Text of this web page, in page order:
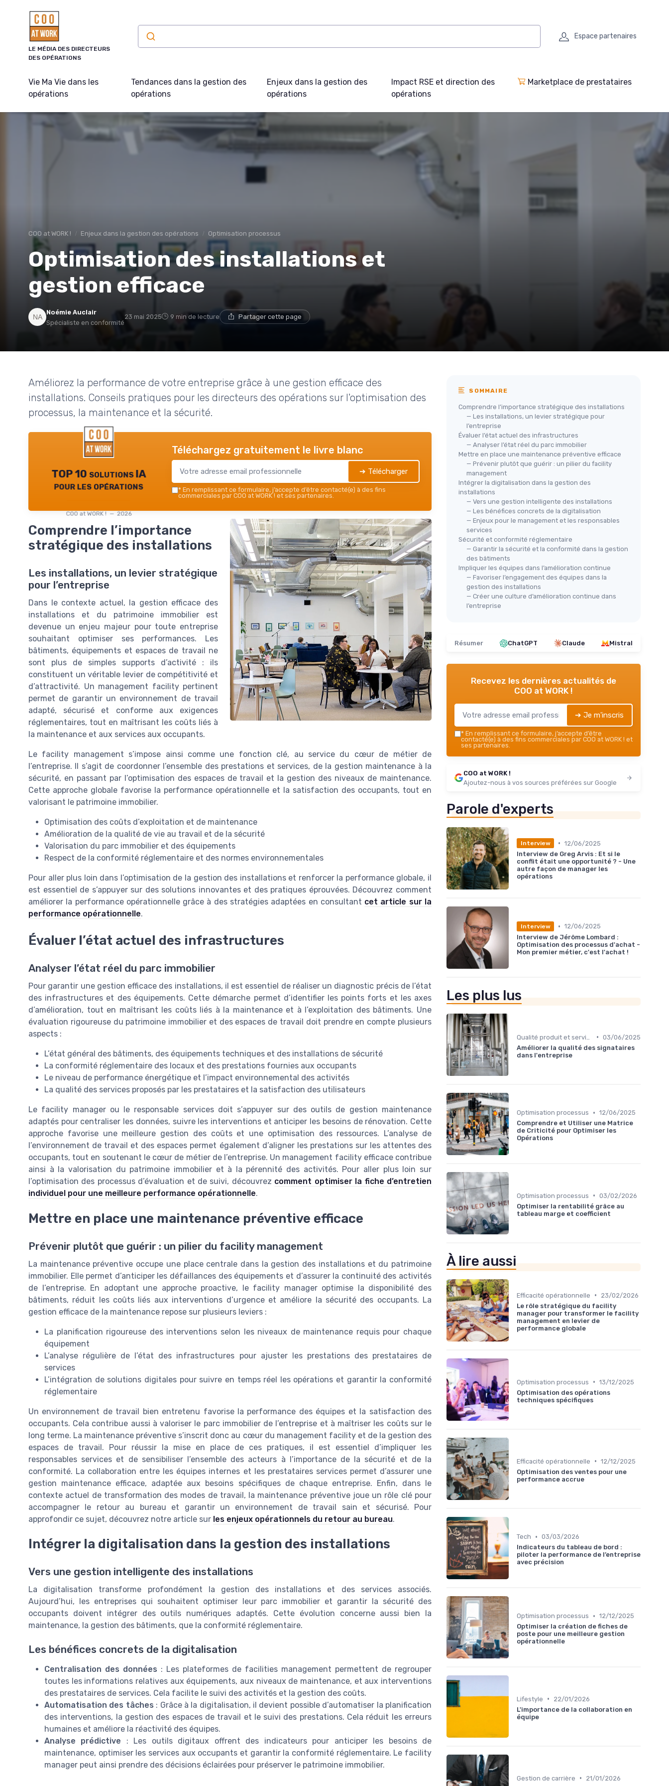
LE MÉDIA DES DIRECTEURS
DES OPÉRATIONS
Espace partenaires
Vie Ma Vie dans les
opérations
Tendances dans la gestion des
opérations
Enjeux dans la gestion des
opérations
Impact RSE et direction des
opérations
Marketplace de prestataires
COO at WORK ! Enjeux dans la gestion des opérations Optimisation processus
Optimisation des installations et
gestion efficace
Noémie Auclair
Spécialiste en conformité
23 mai 2025 9 min de lecture Partager cette page
Améliorez la performance de votre entreprise grâce à une gestion efficace des
installations. Conseils pratiques pour les directeurs des opérations sur l'optimisation des
processus, la maintenance et la sécurité.
TOP 10 solutions IA
pour les opérations
COO at WORK ! — 2026
Téléchargez gratuitement le livre blanc
➔ Télécharger
* En remplissant ce formulaire, j’accepte d’être contacté(e) à des fins
commerciales par COO at WORK ! et ses partenaires.
Comprendre l’importance
stratégique des installations
Les installations, un levier stratégique
pour l’entreprise
Dans le contexte actuel, la gestion efficace des
installations et du patrimoine immobilier est
devenue un enjeu majeur pour toute entreprise
souhaitant optimiser ses performances. Les
bâtiments, équipements et espaces de travail ne
sont plus de simples supports d’activité : ils
constituent un véritable levier de compétitivité et
d’attractivité. Un management facility pertinent
permet de garantir un environnement de travail
adapté, sécurisé et conforme aux exigences
réglementaires, tout en maîtrisant les coûts liés à
la maintenance et aux services aux occupants.
Le facility management s’impose ainsi comme une fonction clé, au service du cœur de métier de
l’entreprise. Il s’agit de coordonner l’ensemble des prestations et services, de la gestion maintenance à la
sécurité, en passant par l’optimisation des espaces de travail et la gestion des niveaux de maintenance.
Cette approche globale favorise la performance opérationnelle et la satisfaction des occupants, tout en
valorisant le patrimoine immobilier.
Optimisation des coûts d’exploitation et de maintenance
Amélioration de la qualité de vie au travail et de la sécurité
Valorisation du parc immobilier et des équipements
Respect de la conformité réglementaire et des normes environnementales
Pour aller plus loin dans l’optimisation de la gestion des installations et renforcer la performance globale, il
est essentiel de s’appuyer sur des solutions innovantes et des pratiques éprouvées. Découvrez comment
améliorer la performance opérationnelle grâce à des stratégies adaptées en consultant cet article sur la
performance opérationnelle.
Évaluer l’état actuel des infrastructures
Analyser l’état réel du parc immobilier
Pour garantir une gestion efficace des installations, il est essentiel de réaliser un diagnostic précis de l’état
des infrastructures et des équipements. Cette démarche permet d’identifier les points forts et les axes
d’amélioration, tout en maîtrisant les coûts liés à la maintenance et à l’exploitation des bâtiments. Une
évaluation rigoureuse du patrimoine immobilier et des espaces de travail doit prendre en compte plusieurs
aspects :
L’état général des bâtiments, des équipements techniques et des installations de sécurité
La conformité réglementaire des locaux et des prestations fournies aux occupants
Le niveau de performance énergétique et l’impact environnemental des activités
La qualité des services proposés par les prestataires et la satisfaction des utilisateurs
Le facility manager ou le responsable services doit s’appuyer sur des outils de gestion maintenance
adaptés pour centraliser les données, suivre les interventions et anticiper les besoins de rénovation. Cette
approche favorise une meilleure gestion des coûts et une optimisation des ressources. L’analyse de
l’environnement de travail et des espaces permet également d’aligner les prestations sur les attentes des
occupants, tout en soutenant le cœur de métier de l’entreprise. Un management facility efficace contribue
ainsi à la valorisation du patrimoine immobilier et à la pérennité des activités. Pour aller plus loin sur
l’optimisation des processus d’évaluation et de suivi, découvrez comment optimiser la fiche d’entretien
individuel pour une meilleure performance opérationnelle.
Mettre en place une maintenance préventive efficace
Prévenir plutôt que guérir : un pilier du facility management
La maintenance préventive occupe une place centrale dans la gestion des installations et du patrimoine
immobilier. Elle permet d’anticiper les défaillances des équipements et d’assurer la continuité des activités
de l’entreprise. En adoptant une approche proactive, le facility manager optimise la disponibilité des
bâtiments, réduit les coûts liés aux interventions d’urgence et améliore la sécurité des occupants. La
gestion efficace de la maintenance repose sur plusieurs leviers :
La planification rigoureuse des interventions selon les niveaux de maintenance requis pour chaque
équipement
L’analyse régulière de l’état des infrastructures pour ajuster les prestations des prestataires de
services
L’intégration de solutions digitales pour suivre en temps réel les opérations et garantir la conformité
réglementaire
Un environnement de travail bien entretenu favorise la performance des équipes et la satisfaction des
occupants. Cela contribue aussi à valoriser le parc immobilier de l’entreprise et à maîtriser les coûts sur le
long terme. La maintenance préventive s’inscrit donc au cœur du management facility et de la gestion des
espaces de travail. Pour réussir la mise en place de ces pratiques, il est essentiel d’impliquer les
responsables services et de sensibiliser l’ensemble des acteurs à l’importance de la sécurité et de la
conformité. La collaboration entre les équipes internes et les prestataires services permet d’assurer une
gestion maintenance efficace, adaptée aux besoins spécifiques de chaque entreprise. Enfin, dans le
contexte actuel de transformation des modes de travail, la maintenance préventive joue un rôle clé pour
accompagner le retour au bureau et garantir un environnement de travail sain et sécurisé. Pour
approfondir ce sujet, découvrez notre article sur les enjeux opérationnels du retour au bureau.
Intégrer la digitalisation dans la gestion des installations
Vers une gestion intelligente des installations
La digitalisation transforme profondément la gestion des installations et des services associés.
Aujourd’hui, les entreprises qui souhaitent optimiser leur parc immobilier et garantir la sécurité des
occupants doivent intégrer des outils numériques adaptés. Cette évolution concerne aussi bien la
maintenance, la gestion des bâtiments, que la conformité réglementaire.
Les bénéfices concrets de la digitalisation
Centralisation des données : Les plateformes de facilities management permettent de regrouper
toutes les informations relatives aux équipements, aux niveaux de maintenance, et aux interventions
des prestataires de services. Cela facilite le suivi des activités et la gestion des coûts.
Automatisation des tâches : Grâce à la digitalisation, il devient possible d’automatiser la planification
des interventions, la gestion des espaces de travail et le suivi des prestations. Cela réduit les erreurs
humaines et améliore la réactivité des équipes.
Analyse prédictive : Les outils digitaux offrent des indicateurs pour anticiper les besoins de
maintenance, optimiser les services aux occupants et garantir la conformité réglementaire. Le facility
manager peut ainsi prendre des décisions éclairées pour préserver le patrimoine immobilier.
SOMMAIRE
Comprendre l’importance stratégique des installations
— Les installations, un levier stratégique pour
l’entreprise
Évaluer l’état actuel des infrastructures
— Analyser l’état réel du parc immobilier
Mettre en place une maintenance préventive efficace
— Prévenir plutôt que guérir : un pilier du facility
management
Intégrer la digitalisation dans la gestion des
installations
— Vers une gestion intelligente des installations
— Les bénéfices concrets de la digitalisation
— Enjeux pour le management et les responsables
services
Sécurité et conformité réglementaire
— Garantir la sécurité et la conformité dans la gestion
des bâtiments
Impliquer les équipes dans l’amélioration continue
— Favoriser l’engagement des équipes dans la
gestion des installations
— Créer une culture d’amélioration continue dans
l’entreprise
Résumer ChatGPT Claude Mistral
Recevez les dernières actualités de
COO at WORK !
➔ Je m'inscris
* En remplissant ce formulaire, j’accepte d’être
contacté(e) à des fins commerciales par COO at WORK ! et
ses partenaires.
COO at WORK !
Ajoutez-nous à vos sources préférées sur Google
Parole d'experts
Interview • 12/06/2025
Interview de Greg Arvis : Et si le
conflit était une opportunité ? - Une
autre façon de manager les
opérations
Interview • 12/06/2025
Interview de Jérôme Lombard :
Optimisation des processus d'achat -
Mon premier métier, c'est l'achat !
Les plus lus
• 03/06/2025
Améliorer la qualité des signataires
dans l'entreprise
Optimisation processus • 12/06/2025
Comprendre et Utiliser une Matrice
de Criticité pour Optimiser les
Opérations
Optimisation processus • 03/02/2026
Optimiser la rentabilité grâce au
tableau marge et coefficient
À lire aussi
Efficacité opérationnelle •
23/02/2026
Le rôle stratégique du facility
manager pour transformer le facility
management en levier de
performance globale
Optimisation processus • 13/12/2025
Optimisation des opérations
techniques spécifiques
Efficacité opérationnelle • 12/12/2025
Optimisation des ventes pour une
performance accrue
Tech • 03/03/2026
Indicateurs du tableau de bord :
piloter la performance de l’entreprise
avec précision
Optimisation processus • 12/12/2025
Optimiser la création de fiches de
poste pour une meilleure gestion
opérationnelle
Lifestyle •
22/01/2026
L'importance de la collaboration en
équipe
Gestion de carrière •
21/01/2026